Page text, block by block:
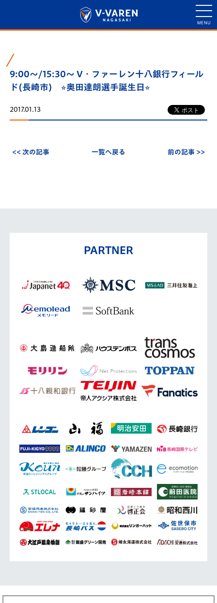
9:00～/15:30〜 V・ファーレン十八銀行フィール
ド(長崎市) ⭐︎奥田達朗選手誕生日⭐︎
2017.01.13
<< 次の記事 一覧へ戻る 前の記事 >>
PARTNER